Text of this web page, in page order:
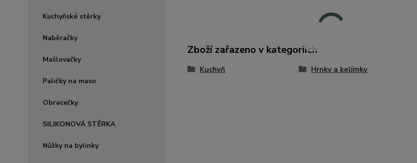
Kuchyňské stěrky
Naběračky
Mašlovačky
Paličky na maso
Obracečky
SILIKONOVÁ STĚRKA
Nůžky na bylinky
Zboží zařazeno v kategoriích
Kuchyň Hrnky a kelímky